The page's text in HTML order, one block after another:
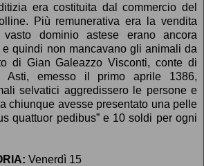
era costituita dal commercio del
Più remunerativa era la vendita
dominio astese erano ancora
e quindi non mancavano gli animali da
di Gian Galeazzo Visconti, conte di
emesso il primo aprile 1386,
selvatici aggredissero le persone e
chiunque avesse presentato una pelle
quattuor pedibus” e 10 soldi per ogni
Venerdì 15